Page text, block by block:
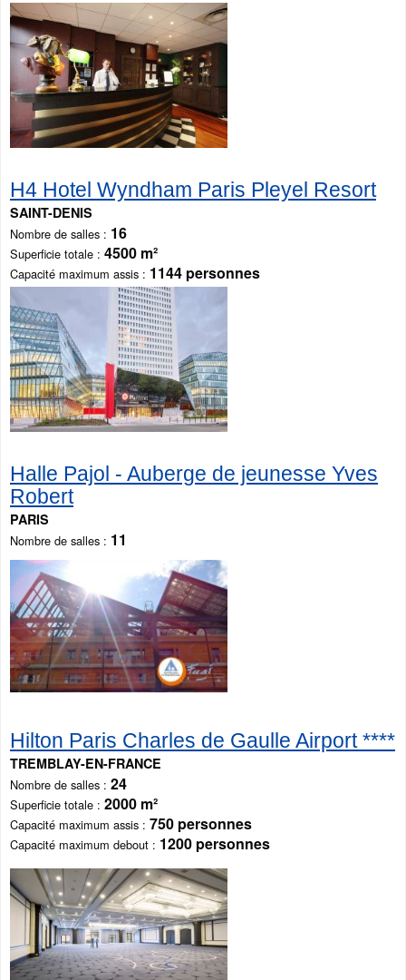
H4 Hotel Wyndham Paris Pleyel Resort
SAINT-DENIS
Nombre de salles 16
Superficie totale 4500 m²
Capacité maximum assis 1144 personnes
Halle Pajol - Auberge de jeunesse Yves
Robert
PARIS
Nombre de salles 11
Hilton Paris Charles de Gaulle Airport ****
TREMBLAY-EN-FRANCE
Nombre de salles 24
Superficie totale 2000 m²
Capacité maximum assis 750 personnes
Capacité maximum debout 1200 personnes